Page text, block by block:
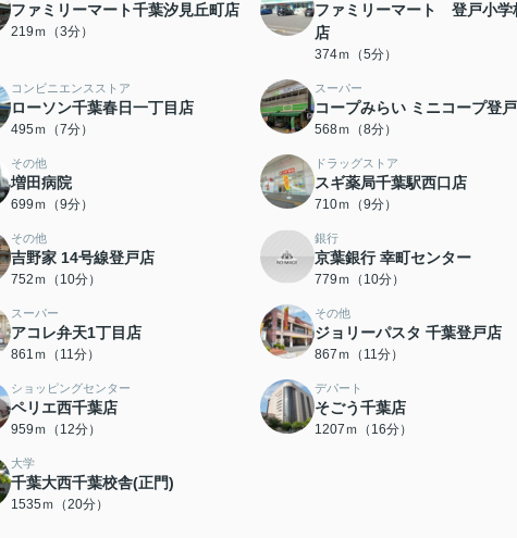
ファミリーマート千葉汐見丘町店
219ｍ（3分）
ファミリーマート 登戸小学
店
374ｍ（5分）
コンビニエンスストア
ローソン千葉春日一丁目店
495ｍ（7分）
スーパー
コープみらい ミニコープ登
568ｍ（8分）
その他
増田病院
699ｍ（9分）
ドラッグストア
スギ薬局千葉駅西口店
710ｍ（9分）
その他
吉野家 14号線登戸店
752ｍ（10分）
銀行
京葉銀行 幸町センター
779ｍ（10分）
スーパー
アコレ弁天1丁目店
861ｍ（11分）
その他
ジョリーパスタ 千葉登戸店
867ｍ（11分）
ショッピングセンター
ペリエ西千葉店
959ｍ（12分）
デパート
そごう千葉店
1207ｍ（16分）
大学
千葉大西千葉校舎(正門)
1535ｍ（20分）